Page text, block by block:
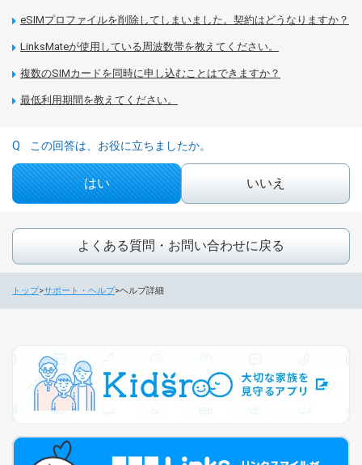
eSIMプロファイルを削除してしまいました。契約はどうなりますか？
LinksMateが使用している周波数帯を教えてください。
複数のSIMカードを同時に申し込むことはできますか？
最低利用期間を教えてください。
この回答は、お役に立ちましたか。
はい いいえ
よくある質問・お問い合わせに戻る
トップ サポート・ヘルプ ヘルプ詳細